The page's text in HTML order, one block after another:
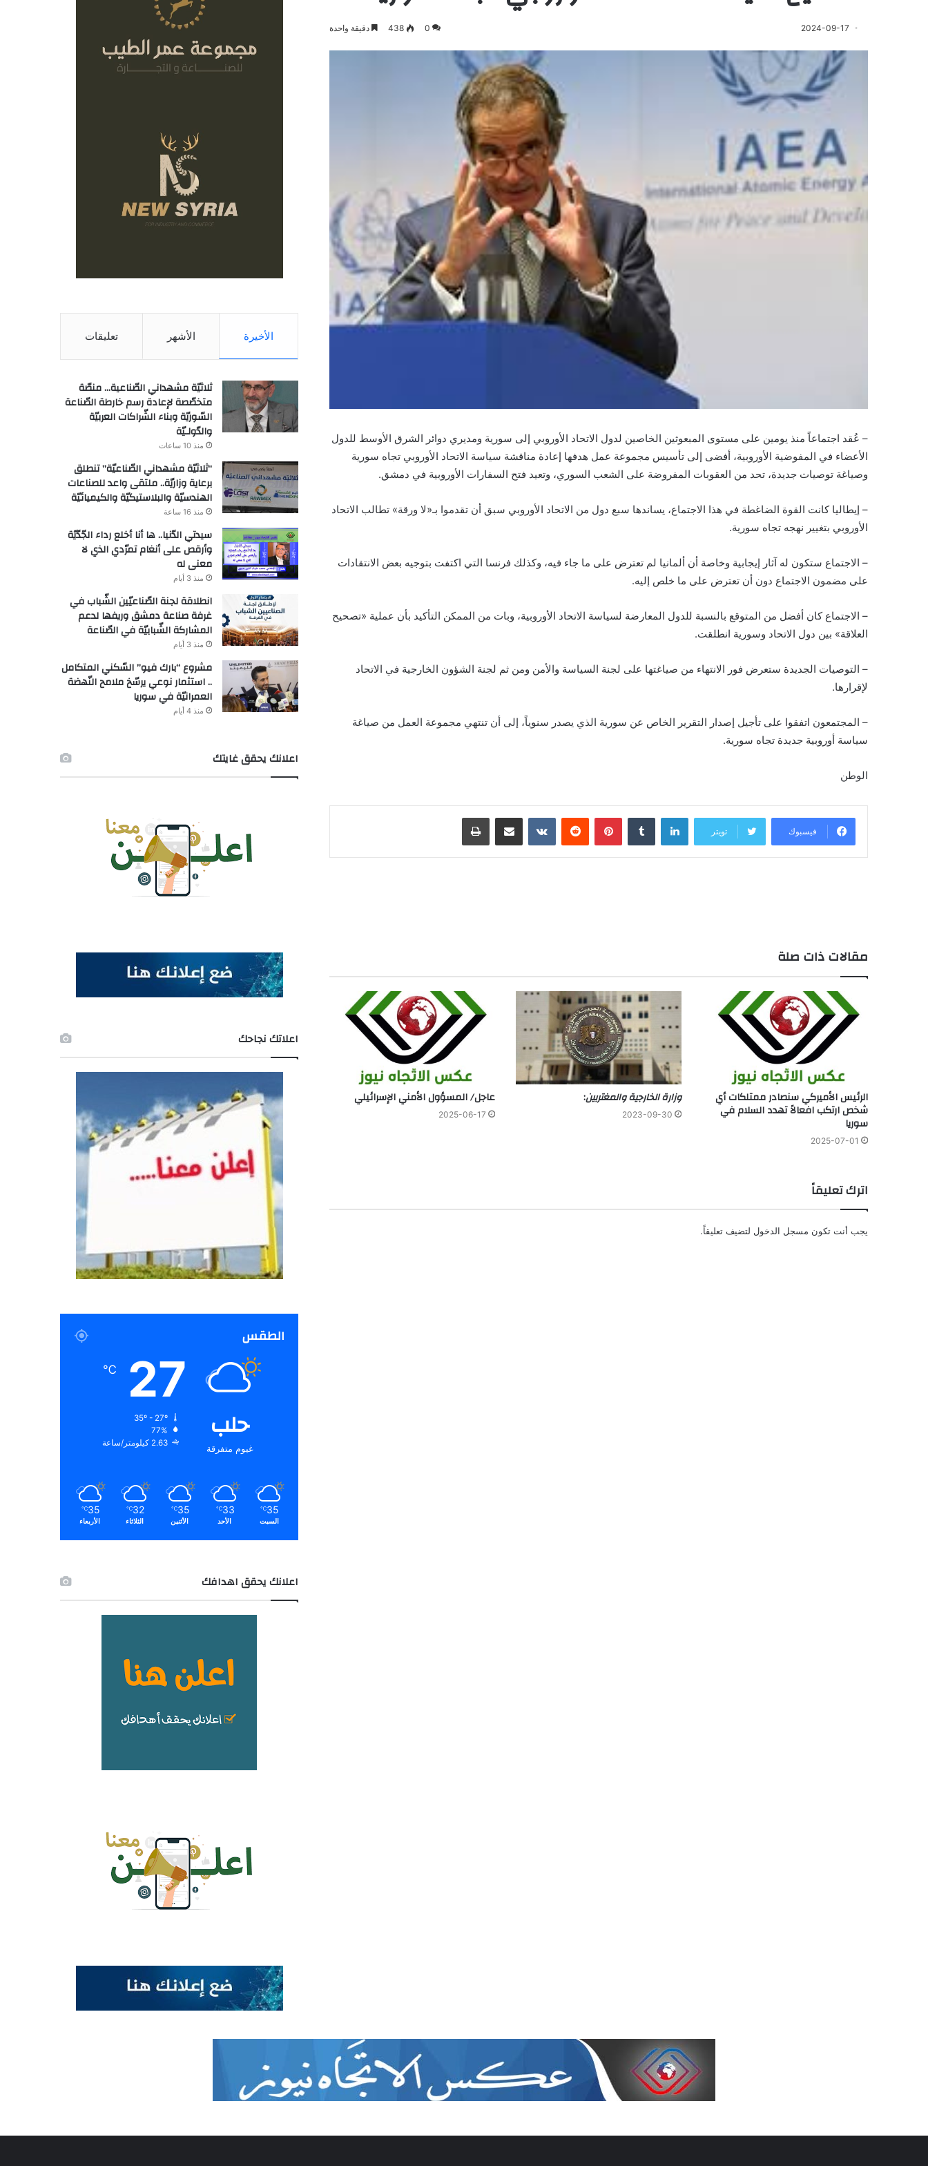
2024-09-17
0
438 دقيقة واحدة
– عُقد اجتماعاً منذ يومين على مستوى المبعوثين الخاصين لدول الاتحاد الأوروبي إلى سورية ومديري دوائر الشرق الأوسط للدول
الأعضاء في المفوضية الأوروبية، أفضى إلى تأسيس مجموعة عمل هدفها إعادة مناقشة سياسة الاتحاد الأوروبي تجاه سورية
وصياغة توصيات جديدة، تحد من العقوبات المفروضة على الشعب السوري، وتعيد فتح السفارات الأوروبية في دمشق.
– إيطاليا كانت القوة الضاغطة في هذا الاجتماع، يساندها سبع دول من الاتحاد الأوروبي سبق أن تقدموا بـ«لا ورقة» تطالب الاتحاد
الأوروبي بتغيير نهجه تجاه سورية.
– الاجتماع ستكون له آثار إيجابية وخاصة أن ألمانيا لم تعترض على ما جاء فيه، وكذلك فرنسا التي اكتفت بتوجيه بعض الانتقادات
على مضمون الاجتماع دون أن تعترض على ما خلص إليه.
– الاجتماع كان أفضل من المتوقع بالنسبة للدول المعارضة لسياسة الاتحاد الأوروبية، وبات من الممكن التأكيد بأن عملية «تصحيح
العلاقة» بين دول الاتحاد وسورية انطلقت.
– التوصيات الجديدة ستعرض فور الانتهاء من صياغتها على لجنة السياسة والأمن ومن ثم لجنة الشؤون الخارجية في الاتحاد
لإقرارها.
– المجتمعون اتفقوا على تأجيل إصدار التقرير الخاص عن سورية الذي يصدر سنوياً، إلى أن تنتهي مجموعة العمل من صياغة
سياسة أوروبية جديدة تجاه سورية.
الوطن
فيسبوك تويتر
لينكدإن بينتيريست مشاركة عبر البريد طباعة
مقالات ذات صلة
الرئيس الأميركي سنصادر ممتلكات أي
شخص ارتكب افعالاً تهدد السلام في
سوريا
2025-07-01
وزارة الخارجية والمغتربين:
2023-09-30
عاجل/ المسؤول الأمني الإسرائيلي
2025-06-17
اترك تعليقاً
يجب أنت تكون مسجل الدخول لتضيف تعليقاً.
الأخيرة الأشهر تعليقات
ثلاثيّة مشهداني الصّناعية… منصّة
متخصّصة لإعادة رسم خارطة الصّناعة
السّوريّة وبناء الشّراكات العربيّة
والدّولـيّة
منذ 10 ساعات
“ثلاثيّة مشهداني الصّناعيّة” تنطلق
برعاية وزاريّة.. ملتقى واعد للصناعات
الهندسيّة والبلاستيكيّة والكيميائيّة
منذ 16 ساعة
سيدتي الدّنيا.. ها أنا أخلع رداء الجّدّيّة
وأرقص على أنغام تمرّدي الذي لا
معنى له
منذ 3 أيام
انطلاقة لجنة الصّناعيّين الشّباب في
غرفة صناعة دمشق وريفها لدعم
المشاركة الشّبابيّة في الصّناعة
منذ 3 أيام
مشروع “بارك فيو” السّكني المتكامل
.. استثمار نوعي يرسّخ ملامح النّهضة
العمرانيّة في سوريا
منذ 4 أيام
اعلانك يحقق غايتك
اعلاتك نجاحك
الطقس
حلب
غيوم متفرقة
27
℃
77%
2.63 كيلومتر/ساعة
35
℃
السبت
33
℃
الأحد
35
℃
الأثنين
32
℃
الثلاثاء
35
℃
الأربعاء
اعلانك يحقق اهدافك